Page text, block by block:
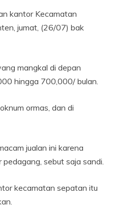
kantor Kecamatan
jumat, (26/07) bak
mangkal di depan
hingga 700,000/ bulan.
ormas, dan di
jualan ini karena
sebut saja sandi.
kecamatan sepatan itu